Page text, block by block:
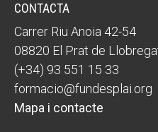
CONTACTA
Carrer Riu Anoia 42-54
08820 El Prat de
(+34) 93 551 15 33
formacio@fundesplai.org
Mapa i contacte